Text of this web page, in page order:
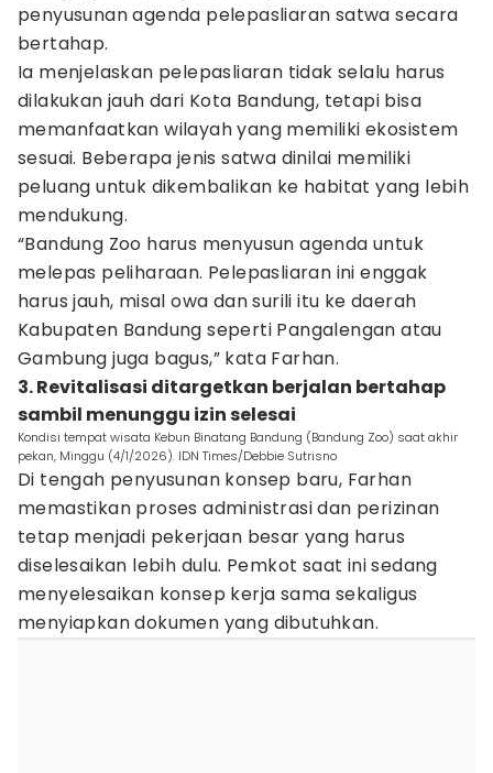
penyusunan agenda pelepasliaran satwa secara
bertahap.
Ia menjelaskan pelepasliaran tidak selalu harus
dilakukan jauh dari Kota Bandung, tetapi bisa
memanfaatkan wilayah yang memiliki ekosistem
sesuai. Beberapa jenis satwa dinilai memiliki
peluang untuk dikembalikan ke habitat yang lebih
mendukung.
“Bandung Zoo harus menyusun agenda untuk
melepas peliharaan. Pelepasliaran ini enggak
harus jauh, misal owa dan surili itu ke daerah
Kabupaten Bandung seperti Pangalengan atau
Gambung juga bagus,” kata Farhan.
3. Revitalisasi ditargetkan berjalan bertahap
sambil menunggu izin selesai
Kondisi tempat wisata Kebun Binatang Bandung (Bandung Zoo) saat akhir
pekan, Minggu (4/1/2026). IDN Times/Debbie Sutrisno
Di tengah penyusunan konsep baru, Farhan
memastikan proses administrasi dan perizinan
tetap menjadi pekerjaan besar yang harus
diselesaikan lebih dulu. Pemkot saat ini sedang
menyelesaikan konsep kerja sama sekaligus
menyiapkan dokumen yang dibutuhkan.